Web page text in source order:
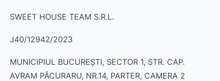
SWEET HOUSE TEAM S.R.L.
J40/12942/2023
MUNICIPIUL BUCUREŞTI, SECTOR 1, STR. CAP.
AVRAM PĂCURARU, NR.14, PARTER, CAMERA 2